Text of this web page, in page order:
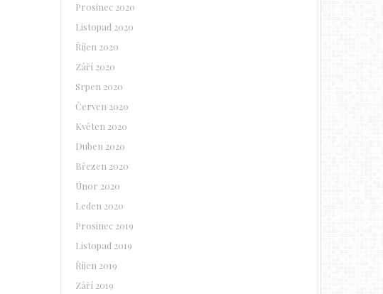
Prosinec 2020
Listopad 2020
Říjen 2020
Září 2020
Srpen 2020
Červen 2020
Květen 2020
Duben 2020
Březen 2020
Únor 2020
Leden 2020
Prosinec 2019
Listopad 2019
Říjen 2019
Září 2019